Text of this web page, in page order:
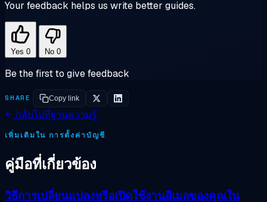
Your feedback helps us write better guides.
Yes 0 No 0
Be the first to give feedback
SHARE Copy link
กลับไปที่ฐานความรู้
เพิ่มเติมใน การตั้งค่าบัญชี
คู่มือที่เกี่ยวข้อง
วิธีการเปลี่ยนแปลงหรือเปิดใช้งานอีเมลของคุณใน